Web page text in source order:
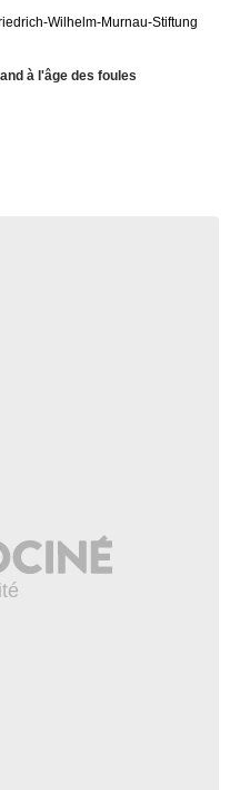
Wilhelm-Murnau-Stiftung
à l'âge des foules